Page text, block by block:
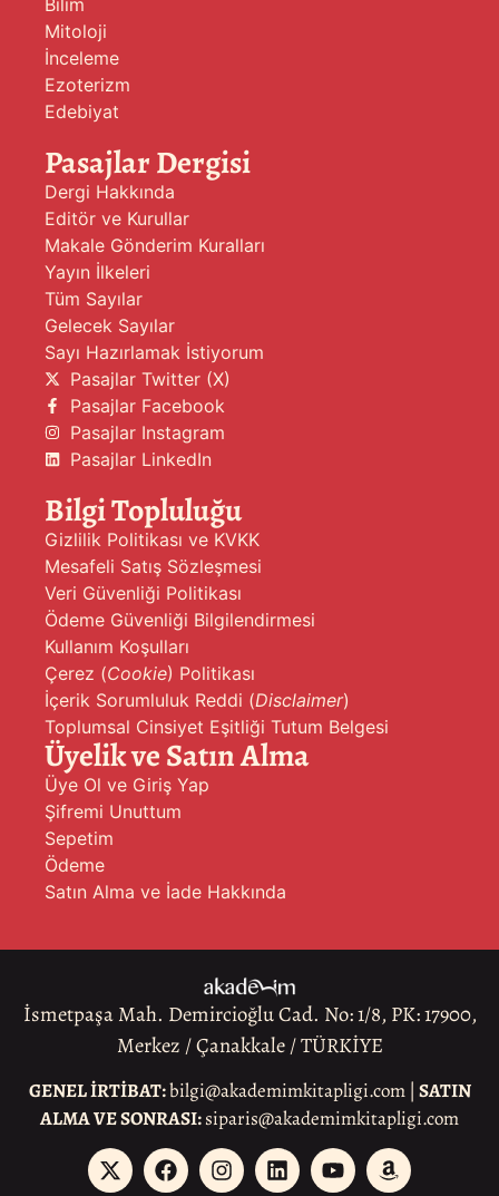
Mitoloji
İnceleme
Ezoterizm
Edebiyat
Pasajlar Dergisi
Dergi Hakkında
Editör ve Kurullar
Makale Gönderim Kuralları
Yayın İlkeleri
Tüm Sayılar
Gelecek Sayılar
Sayı Hazırlamak İstiyorum
Pasajlar Twitter (X)
Pasajlar Facebook
Pasajlar Instagram
Pasajlar LinkedIn
Bilgi Topluluğu
Gizlilik Politikası ve KVKK
Mesafeli Satış Sözleşmesi
Veri Güvenliği Politikası
Ödeme Güvenliği Bilgilendirmesi
Kullanım Koşulları
Çerez (Cookie) Politikası
İçerik Sorumluluk Reddi (Disclaimer)
Toplumsal Cinsiyet Eşitliği Tutum Belgesi
Üyelik ve Satın Alma
Üye Ol ve Giriş Yap
Şifremi Unuttum
Sepetim
Ödeme
Satın Alma ve İade Hakkında
İsmetpaşa Mah. Demircioğlu Cad. No: 1/8, PK: 17900,
Merkez / Çanakkale / TÜRKİYE
GENEL İRTİBAT:bilgi@akademimkitapligi.com | SATIN
ALMA VE SONRASI:siparis@akademimkitapligi.com